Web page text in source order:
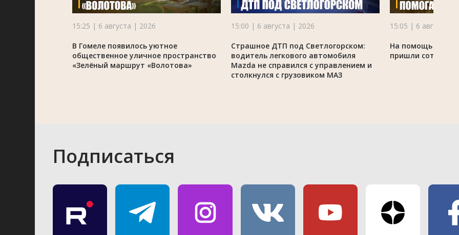
15:25 | 6 августа | 2026
В Гомеле появилось уютное
общественное уличное пространство
«Зелёный маршрут «Волотова»
15:00 | 6 августа | 2026
Страшное ДТП под Светлогорском:
водитель легкового автомобиля
Mazda не справился с управлением и
столкнулся с грузовиком МАЗ
15:05 | 6 августа |
На помощь
пришли
Подписаться